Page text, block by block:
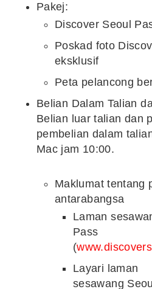
Pakej:
Discover Seoul
Poskad foto
eksklusif
Peta pelancong
Belian Dalam Talian
Belian luar talian dan
pembelian dalam
Mac jam 10:00.
Maklumat tentang
antarabangsa
Laman
Pass
(
Layari laman
sesawang